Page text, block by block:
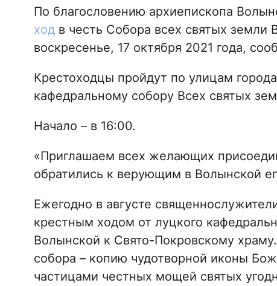
По благословению архиепископа
ходв честь Собора всех святых земли
воскресенье, 17 октября 2021 года,
Крестоходцы пройдут по улицам
кафедральному собору Всех святых
Начало – в 16:00.
«Приглашаем всех желающих
обратились к верующим в Волынской
Ежегодно в августе
крестным ходом от луцкого
Волынской к Свято-Покровскому
собора – копию чудотворной иконы
частицами честных мощей святых